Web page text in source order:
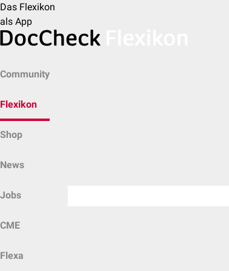
Das Flexikon
als App
Community
Flexikon
Shop
News
Jobs
CME
Flexa